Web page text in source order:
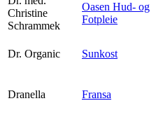
Christine
Schrammek
Oasen Hud- og
Fotpleie
Dr. Organic Sunkost
Dranella Fransa